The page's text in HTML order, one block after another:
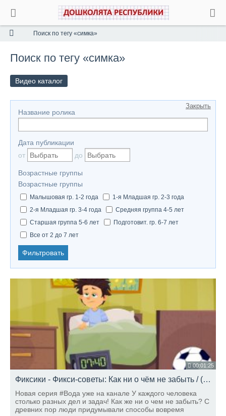
Поиск по тегу «симка»
Поиск по тегу «симка»
Видео каталог
Закрыть
Название ролика
Дата публикации
от
до
Возрастные группы
Возрастные группы
Малышовая гр. 1-2 года
1-я Младшая гр. 2-3 года
2-я Младшая гр. 3-4 года
Средняя группа 4-5 лет
Старшая группа 5-6 лет
Подготовит. гр. 6-7 лет
Все от 2 до 7 лет
Фильтровать
00:01:25
Фиксики - Фикси-советы: Как ни о чём не забыть / (Вода) Fixiki
Новая серия #Вода уже на канале У каждого человека
столько разных дел и задач! Как же ни о чем не забыть? С
древних пор люди придумывали способы вовремя